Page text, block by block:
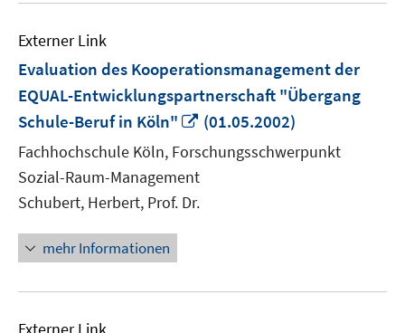
Externer Link
Evaluation des Kooperationsmanagement der
EQUAL-Entwicklungspartnerschaft "Übergang
Schule-Beruf in Köln"
In
neuem
Fenster
öffnen
(01.05.2002)
Fachhochschule Köln, Forschungsschwerpunkt
Sozial-Raum-Management
Schubert, Herbert, Prof. Dr.
mehr Informationen